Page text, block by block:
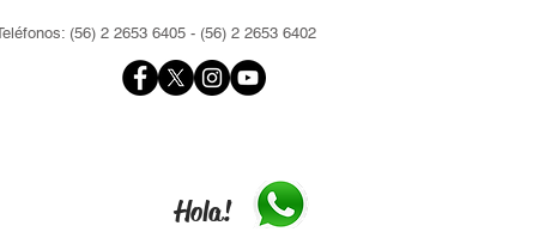
(56) 2 2653 6405 - (56) 2 2653 6402
Hola!